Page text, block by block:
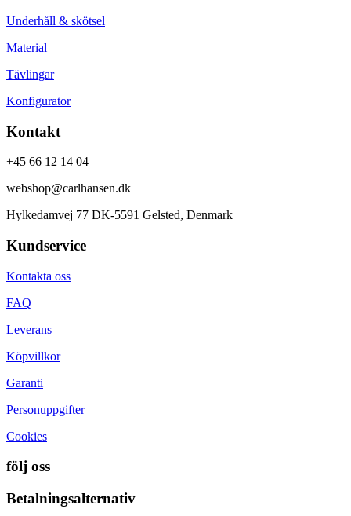
Underhåll & skötsel
Material
Tävlingar
Konfigurator
Kontakt
+45 66 12 14 04
webshop@carlhansen.dk
Hylkedamvej 77 DK-5591 Gelsted, Denmark
Kundservice
Kontakta oss
FAQ
Leverans
Köpvillkor
Garanti
Personuppgifter
Cookies
följ oss
Betalningsalternativ